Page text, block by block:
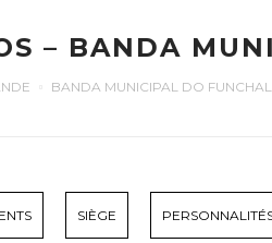
– BANDA
BANDA MUNICIPAL DO FUNCHAL
SIÈGE